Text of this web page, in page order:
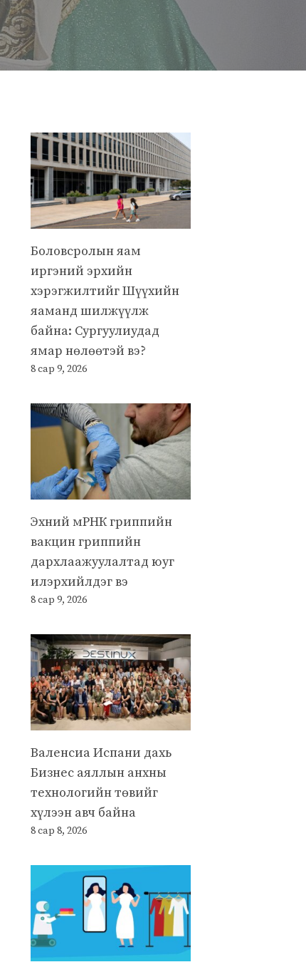
Боловсролын яам
иргэний эрхийн
хэрэгжилтийг Шүүхийн
яаманд шилжүүлж
байна: Сургуулиудад
ямар нөлөөтэй вэ?
8 сар 9, 2026
Эхний мРНК гриппийн
вакцин гриппийн
дархлаажуулалтад юуг
илэрхийлдэг вэ
8 сар 9, 2026
Валенсиа Испани дахь
Бизнес аяллын анхны
технологийн төвийг
хүлээн авч байна
8 сар 8, 2026